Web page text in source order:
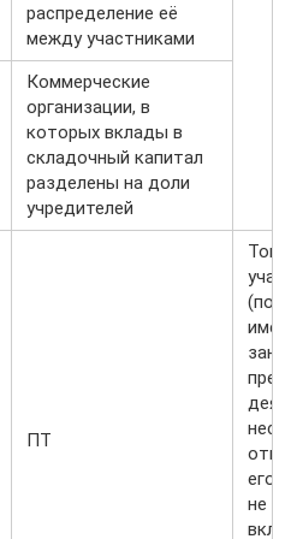
распределение её
между участниками
Коммерческие
организации, в
которых вклады в
складочный капитал
разделены на доли
учредителей
ПТ
несут
его
не